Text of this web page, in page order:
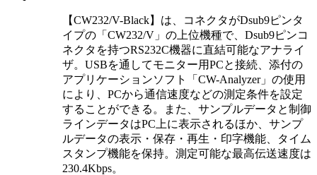
【CW232/V-Black】は、コネクタがDsub9ピンタ
イプの「CW232/V」の上位機種で、Dsub9ピンコ
ネクタを持つRS232C機器に直結可能なアナライ
ザ。USBを通してモニター用PCと接続、添付の
アプリケーションソフト「CW-Analyzer」の使用
により、PCから通信速度などの測定条件を設定
することができる。また、サンプルデータと制御
ラインデータはPC上に表示されるほか、サンプ
ルデータの表示・保存・再生・印字機能、タイム
スタンプ機能を保持。測定可能な最高伝送速度は
230.4Kbps。